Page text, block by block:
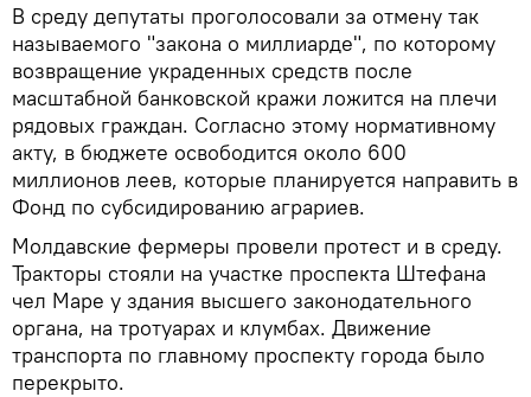
В среду депутаты проголосовали за отмену так
называемого "закона о миллиарде", по которому
возвращение украденных средств после
масштабной банковской кражи ложится на плечи
рядовых граждан. Согласно этому нормативному
акту, в бюджете освободится около 600
миллионов леев, которые планируется направить в
Фонд по субсидированию аграриев.
Молдавские фермеры провели протест и в среду.
Тракторы стояли на участке проспекта Штефана
чел Маре у здания высшего законодательного
органа, на тротуарах и клумбах. Движение
транспорта по главному проспекту города было
перекрыто.